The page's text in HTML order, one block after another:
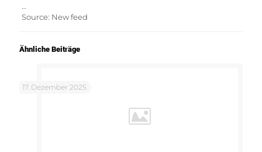
Source: New feed
Ähnliche Beiträge
17. Dezember 2025